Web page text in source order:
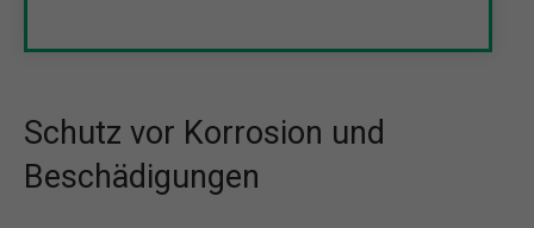
Schutz vor Korrosion und
Beschädigungen